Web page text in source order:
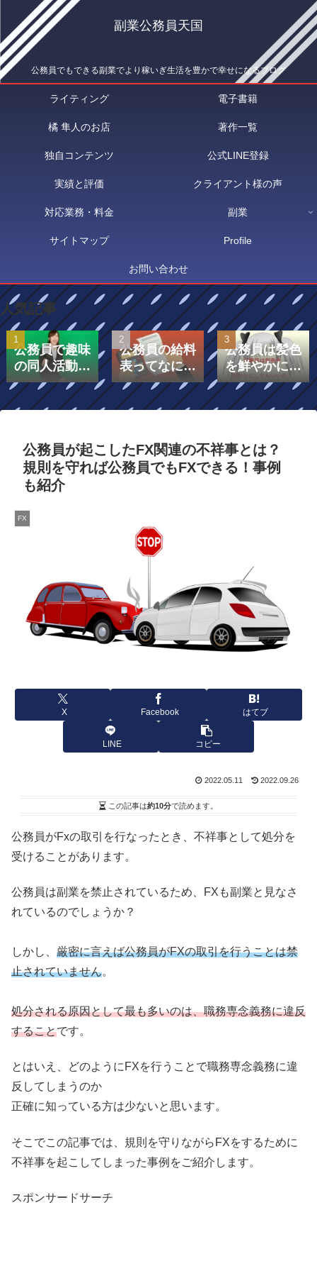
副業公務員天国
公務員でもできる副業でより稼いぎ生活を豊かで幸せになるブログ
ライティング 電子書籍
橘 隼人のお店 著作一覧
独自コンテンツ 公式LINE登録
実績と評価 クライアント様の声
対応業務・料金 副業
サイトマップ Profile
お問い合わせ
人気記事
公務員で趣味
の同人活動を
したら副業に
なる？
公務員の給料
表ってなに？
給料表は「号
給」と「級」
公務員は髪色
を鮮やかにし
てもいいの？
公務員が起こしたFX関連の不祥事とは？
規則を守れば公務員でもFXできる！事例
も紹介
FX
X Facebook はてブ
LINE コピー
2022.05.11 2022.09.26
この記事は約10分で読めます。
公務員がFxの取引を行なったとき、不祥事として処分を
受けることがあります。
公務員は副業を禁止されているため、FXも副業と見なさ
れているのでしょうか？
しかし、 厳密に言えば公務員がFXの取引を行うことは禁
止されていません。
処分される原因として最も多いのは、職務専念義務に違反
することです。
とはいえ、どのようにFXを行うことで職務専念義務に違
反してしまうのか
正確に知っている方は少ないと思います。
そこでこの記事では、規則を守りながらFXをするために
不祥事を起こしてしまった事例をご紹介します。
スポンサードサーチ